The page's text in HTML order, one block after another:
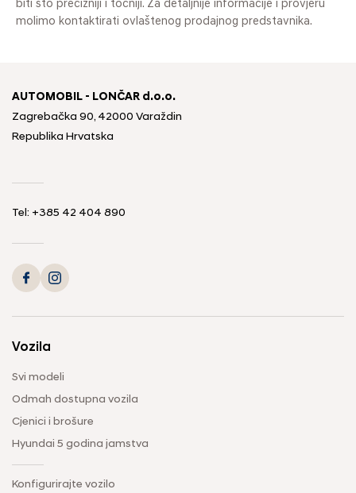
biti što precizniji i točniji. Za detaljnije informacije i provjeru
molimo kontaktirati ovlaštenog prodajnog predstavnika.
AUTOMOBIL - LONČAR d.o.o.
Zagrebačka 90, 42000 Varaždin
Republika Hrvatska
Tel: +385 42 404 890
Vozila
Svi modeli
Odmah dostupna vozila
Cjenici i brošure
Hyundai 5 godina jamstva
Konfigurirajte vozilo